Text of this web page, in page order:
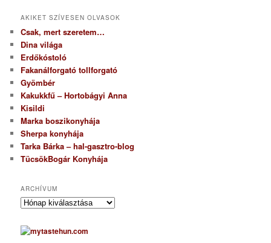
AKIKET SZÍVESEN OLVASOK
Csak, mert szeretem…
Dina világa
Erdőkóstoló
Fakanálforgató tollforgató
Gyömbér
Kakukkfű – Hortobágyi Anna
Kisildi
Marka boszikonyhája
Sherpa konyhája
Tarka Bárka – hal-gasztro-blog
TücsökBogár Konyhája
ARCHÍVUM
A
c
h